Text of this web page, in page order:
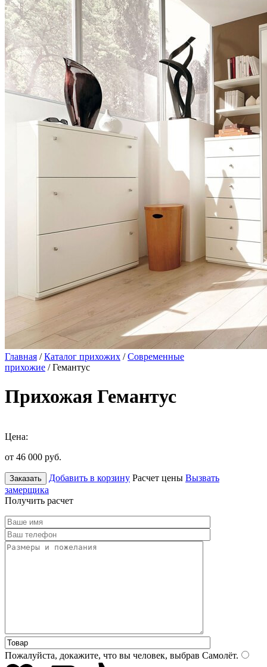
Главная /Каталог прихожих /Современные
прихожие / Гемантус
Прихожая Гемантус
Цена:
от 46 000 руб.
Заказать Добавить в корзину Расчет цены Вызвать
замерщика
Получить расчет
Пожалуйста, докажите, что вы человек, выбрав Самолёт.